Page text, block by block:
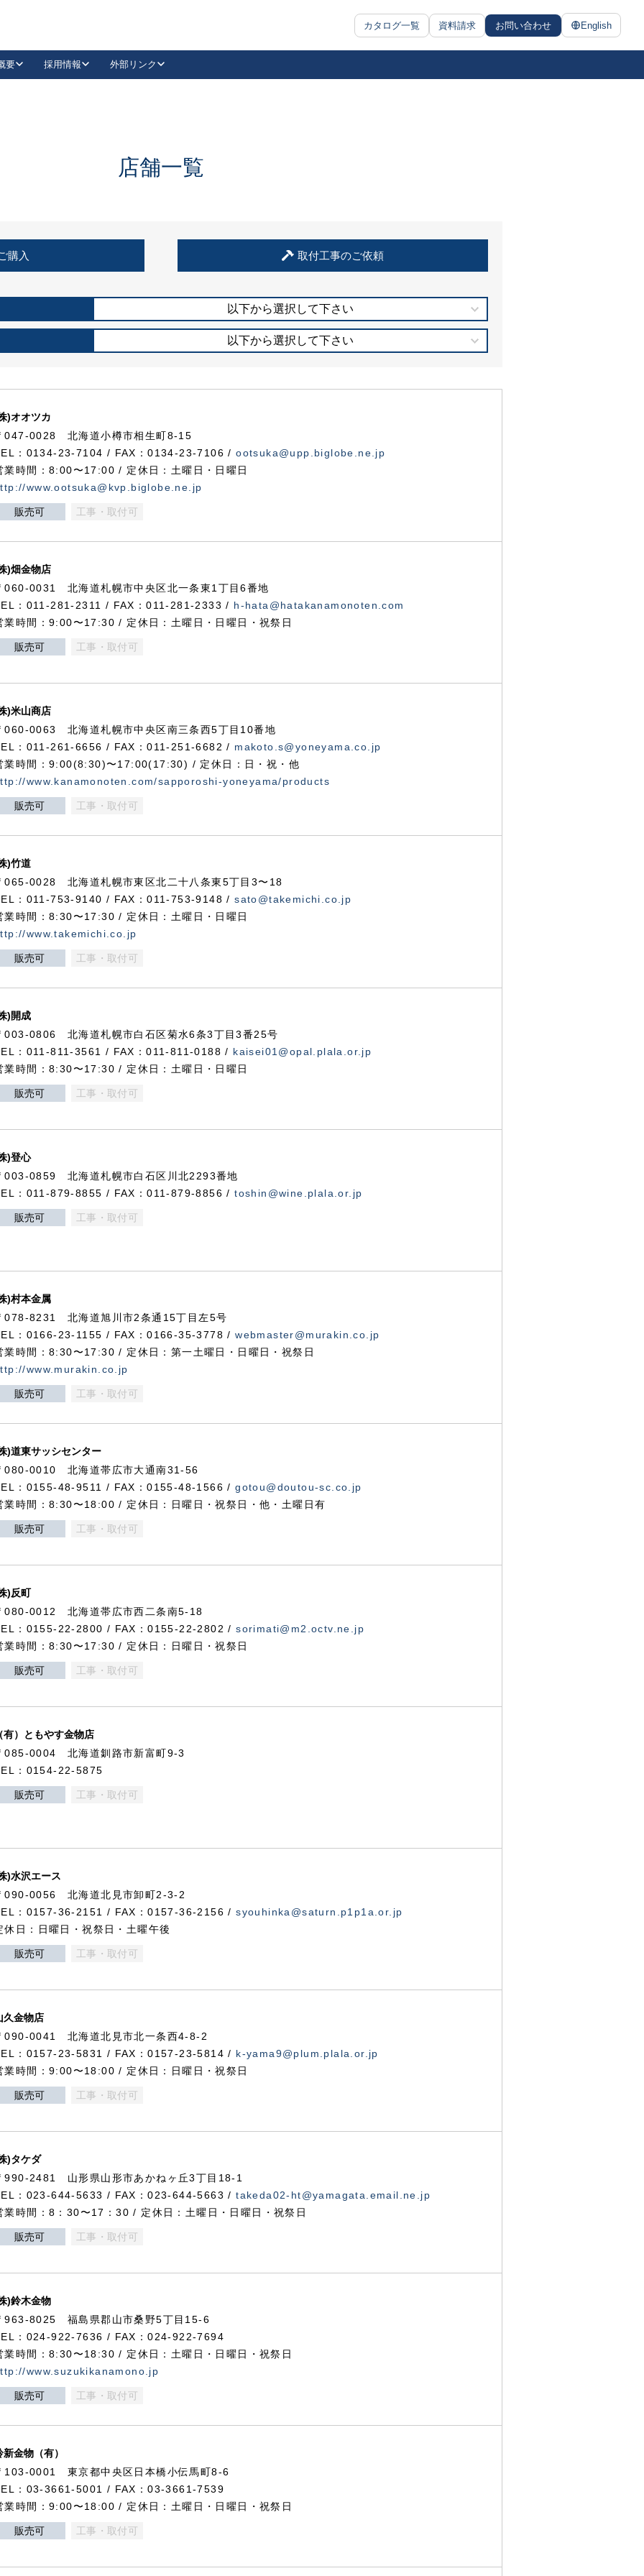
カタログ一覧 資料請求 お問い合わせ English
抗ウイルス・抗菌製品
要 採用情報 外部リンク
LinkedIn
住宅使用部材標準化推進協議会
店舗一覧
購入 取付工事のご依頼
以下から選択して下さい
以下から選択して下さい
)オオツカ
047-0028 北海道小樽市相生町8-15
：0134-23-7104 / FAX：0134-23-7106 /ootsuka@upp.biglobe.ne.jp
業時間：8:00〜17:00 / 定休日：土曜日・日曜日
www.ootsuka@kvp.biglobe.ne.jp
販売可 工事・取付可
)畑金物店
060-0031 北海道札幌市中央区北一条東1丁目6番地
：011-281-2311 / FAX：011-281-2333 / h-hata@hatakanamonoten.com
業時間：9:00〜17:30 / 定休日：土曜日・日曜日・祝祭日
販売可 工事・取付可
)米山商店
060-0063 北海道札幌市中央区南三条西5丁目10番地
：011-261-6656 / FAX：011-251-6682 / makoto.s@yoneyama.co.jp
業時間：9:00(8:30)〜17:00(17:30) / 定休日：日・祝・他
www.kanamonoten.com/sapporoshi-yoneyama/products
販売可 工事・取付可
)竹道
065-0028 北海道札幌市東区北二十八条東5丁目3〜18
：011-753-9140 / FAX：011-753-9148 /sato@takemichi.co.jp
業時間：8:30〜17:30 / 定休日：土曜日・日曜日
www.takemichi.co.jp
販売可 工事・取付可
)開成
003-0806 北海道札幌市白石区菊水6条3丁目3番25号
：011-811-3561 / FAX：011-811-0188 / kaisei01@opal.plala.or.jp
業時間：8:30〜17:30 / 定休日：土曜日・日曜日
販売可 工事・取付可
)登心
003-0859 北海道札幌市白石区川北2293番地
：011-879-8855 / FAX：011-879-8856 /toshin@wine.plala.or.jp
販売可 工事・取付可
)村本金属
078-8231 北海道旭川市2条通15丁目左5号
：0166-23-1155 / FAX：0166-35-3778 /webmaster@murakin.co.jp
業時間：8:30〜17:30 / 定休日：第一土曜日・日曜日・祝祭日
www.murakin.co.jp
販売可 工事・取付可
)道東サッシセンター
080-0010 北海道帯広市大通南31-56
：0155-48-9511 / FAX：0155-48-1566 /gotou@doutou-sc.co.jp
業時間：8:30〜18:00 / 定休日：日曜日・祝祭日・他・土曜日有
販売可 工事・取付可
)反町
080-0012 北海道帯広市西二条南5-18
：0155-22-2800 / FAX：0155-22-2802 /sorimati@m2.octv.ne.jp
業時間：8:30〜17:30 / 定休日：日曜日・祝祭日
販売可 工事・取付可
有）ともやす金物店
085-0004 北海道釧路市新富町9-3
：0154-22-5875
販売可 工事・取付可
)水沢エース
090-0056 北海道北見市卸町2-3-2
：0157-36-2151 / FAX：0157-36-2156 /syouhinka@saturn.p1p1a.or.jp
休日：日曜日・祝祭日・土曜午後
販売可 工事・取付可
久金物店
090-0041 北海道北見市北一条西4-8-2
：0157-23-5831 / FAX：0157-23-5814 / k-yama9@plum.plala.or.jp
業時間：9:00〜18:00 / 定休日：日曜日・祝祭日
販売可 工事・取付可
)タケダ
990-2481 山形県山形市あかねヶ丘3丁目18-1
：023-644-5633 / FAX：023-644-5663 /takeda02-ht@yamagata.email.ne.jp
業時間：8：30〜17：30 / 定休日：土曜日・日曜日・祝祭日
販売可 工事・取付可
)鈴木金物
963-8025 福島県郡山市桑野5丁目15-6
：024-922-7636 / FAX：024-922-7694
業時間：8:30〜18:30 / 定休日：土曜日・日曜日・祝祭日
www.suzukikanamono.jp
販売可 工事・取付可
新金物（有）
103-0001 東京都中央区日本橋小伝馬町8-6
：03-3661-5001 / FAX：03-3661-7539
業時間：9:00〜18:00 / 定休日：土曜日・日曜日・祝祭日
販売可 工事・取付可